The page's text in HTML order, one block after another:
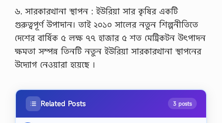
৬. সারকারখানা স্থাপন : ইউরিয়া সার কৃষির একটি
গুরুত্বপূর্ণ উপাদান। তাই ২০১০ সালের নতুন শিল্পনীতিতে
দেশের বার্ষিক ৫ লক্ষ ৭৭ হাজার ৫ শত মেট্রিকটন উৎপাদন
ক্ষমতা সম্পন্ন তিনটি নতুন ইউরিয়া সারকারখানা স্থাপনের
উদ্যোগ নেওয়ারা হয়েছে ।
Related Posts 3 posts